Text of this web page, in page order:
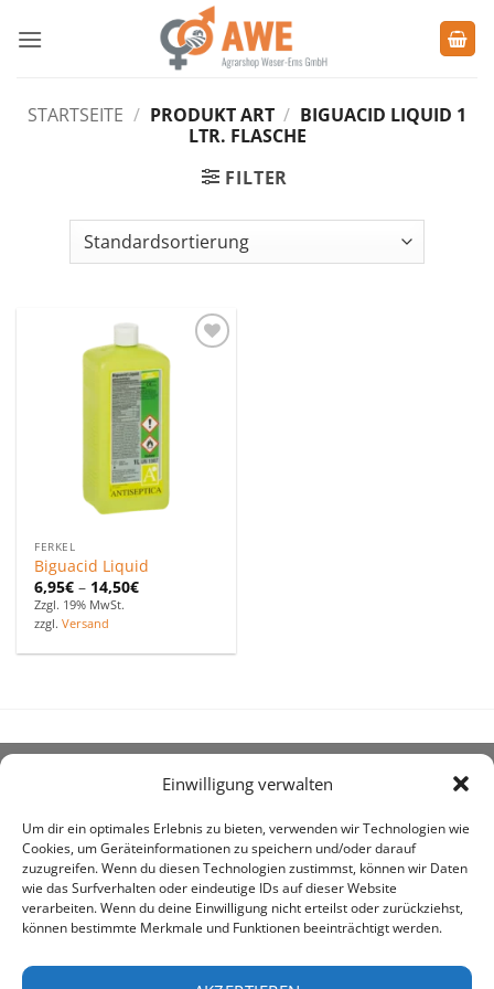
Einwilligung verwalten
Um dir ein optimales Erlebnis zu bieten, verwenden wir Technologien wie
Cookies, um Geräteinformationen zu speichern und/oder darauf
zuzugreifen. Wenn du diesen Technologien zustimmst, können wir Daten
wie das Surfverhalten oder eindeutige IDs auf dieser Website
verarbeiten. Wenn du deine Einwilligung nicht erteilst oder zurückziehst,
können bestimmte Merkmale und Funktionen beeinträchtigt werden.
Inhalt
STARTSEITE / PRODUKT ART / BIGUACID LIQUID 1
LTR. FLASCHE
FILTER
Zu den
hinzufügen
FERKEL
Biguacid Liquid
6,95€ – 14,50€
Zzgl. 19% MwSt.
zzgl.Versand
um den Kauf landwirtschaftlicher Bedarfsartikel geht.